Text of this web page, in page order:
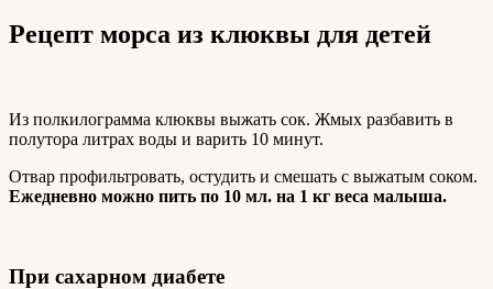
Рецепт морса из клюквы для детей
Из полкилограмма клюквы выжать сок. Жмых разбавить в
полутора литрах воды и варить 10 минут.
Отвар профильтровать, остудить и смешать с выжатым соком.
Ежедневно можно пить по 10 мл. на 1 кг веса малыша.
При сахарном диабете